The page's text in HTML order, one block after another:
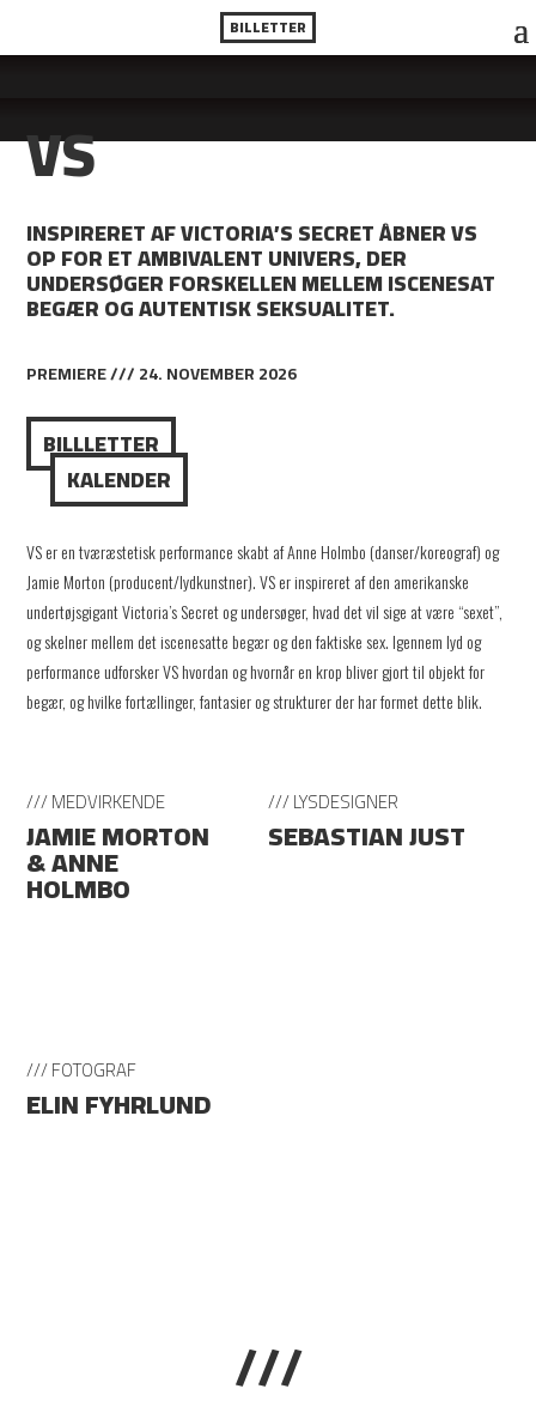
BILLETTER
VS
INSPIRERET AF VICTORIA’S SECRET ÅBNER VS
OP FOR ET AMBIVALENT UNIVERS, DER
UNDERSØGER FORSKELLEN MELLEM ISCENESAT
BEGÆR OG AUTENTISK SEKSUALITET.
PREMIERE /// 24. NOVEMBER 2026
BILLLETTER
KALENDER
VS er en tværæstetisk performance skabt af Anne Holmbo (danser/koreograf) og
Jamie Morton (producent/lydkunstner). VS er inspireret af den amerikanske
undertøjsgigant Victoria’s Secret og undersøger, hvad det vil sige at være “sexet”,
og skelner mellem det iscenesatte begær og den faktiske sex. Igennem lyd og
performance udforsker VS hvordan og hvornår en krop bliver gjort til objekt for
begær, og hvilke fortællinger, fantasier og strukturer der har formet dette blik.
/// MEDVIRKENDE
JAMIE MORTON
& ANNE
HOLMBO
/// LYSDESIGNER
SEBASTIAN JUST
/// FOTOGRAF
ELIN FYHRLUND
///